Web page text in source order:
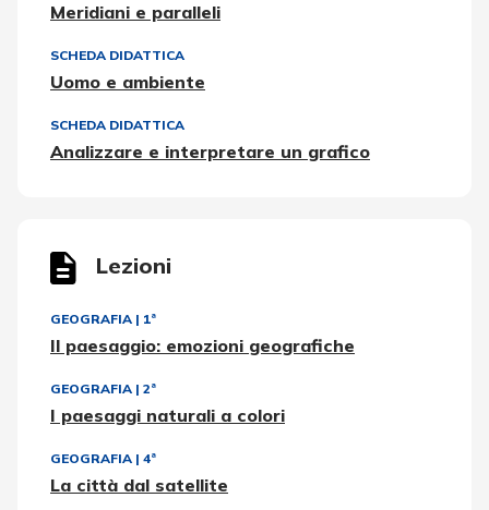
Meridiani e paralleli
SCHEDA DIDATTICA
Uomo e ambiente
SCHEDA DIDATTICA
Analizzare e interpretare un grafico
Lezioni
GEOGRAFIA | 1ª
Il paesaggio: emozioni geografiche
GEOGRAFIA | 2ª
I paesaggi naturali a colori
GEOGRAFIA | 4ª
La città dal satellite